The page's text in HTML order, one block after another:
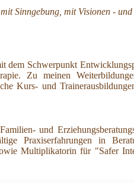
Sinngebung, mit Visionen -
dem Schwerpunkt
Zu meinen
Kurs- und
und
Praxiserfahrungen in
Multiplikatorin für "Safer